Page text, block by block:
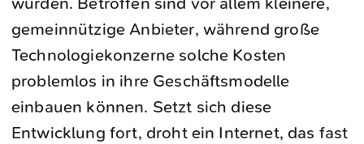
gemeinnützige Anbieter, während große
Technologiekonzerne solche Kosten
problemlos in ihre Geschäftsmodelle
einbauen können. Setzt sich diese
Entwicklung fort, droht ein Internet, das fast